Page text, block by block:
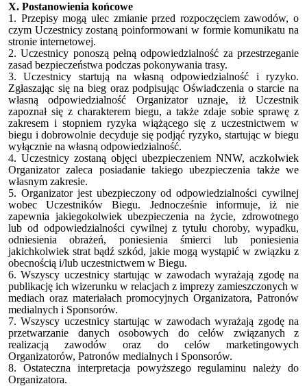
X. Postanowienia końcowe
1. Przepisy mogą ulec zmianie przed rozpoczęciem zawodów, o
czym Uczestnicy zostaną poinformowani w formie komunikatu na
stronie internetowej.
2. Uczestnicy ponoszą pełną odpowiedzialność za przestrzeganie
zasad bezpieczeństwa podczas pokonywania trasy.
3. Uczestnicy startują na własną odpowiedzialność i ryzyko.
Zgłaszając się na bieg oraz podpisując Oświadczenia o starcie na
własną odpowiedzialność Organizator uznaje, iż Uczestnik
zapoznał się z charakterem biegu, a także zdaje sobie sprawę z
zakresem i stopniem ryzyka wiążącego się z uczestnictwem w
biegu i dobrowolnie decyduje się podjąć ryzyko, startując w biegu
wyłącznie na własną odpowiedzialność.
4. Uczestnicy zostaną objęci ubezpieczeniem NNW, aczkolwiek
Organizator zaleca posiadanie takiego ubezpieczenia także we
własnym zakresie.
5. Organizator jest ubezpieczony od odpowiedzialności cywilnej
wobec Uczestników Biegu. Jednocześnie informuje, iż nie
zapewnia jakiegokolwiek ubezpieczenia na życie, zdrowotnego
lub od odpowiedzialności cywilnej z tytułu choroby, wypadku,
odniesienia obrażeń, poniesienia śmierci lub poniesienia
jakichkolwiek strat bądź szkód, jakie mogą wystąpić w związku z
obecnością i/lub uczestnictwem w Biegu.
6. Wszyscy uczestnicy startując w zawodach wyrażają zgodę na
publikację ich wizerunku w relacjach z imprezy zamieszczonych w
mediach oraz materiałach promocyjnych Organizatora, Patronów
medialnych i Sponsorów.
7. Wszyscy uczestnicy startując w zawodach wyrażają zgodę na
przetwarzanie danych osobowych do celów związanych z
realizacją zawodów oraz do celów marketingowych
Organizatorów, Patronów medialnych i Sponsorów.
8. Ostateczna interpretacja powyższego regulaminu należy do
Organizatora.